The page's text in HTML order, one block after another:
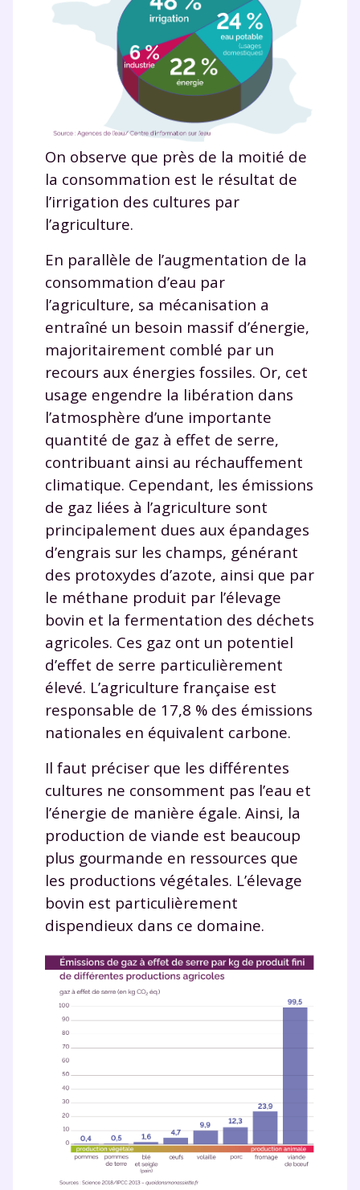
On observe que près de la moitié de
la consommation est le résultat de
l’irrigation des cultures par
l’agriculture.
En parallèle de l’augmentation de la
consommation d’eau par
l’agriculture, sa mécanisation a
entraîné un besoin massif d’énergie,
majoritairement comblé par un
recours aux énergies fossiles. Or, cet
usage engendre la libération dans
l’atmosphère d’une importante
quantité de gaz à effet de serre,
contribuant ainsi au réchauffement
climatique. Cependant, les émissions
de gaz liées à l’agriculture sont
principalement dues aux épandages
d’engrais sur les champs, générant
des protoxydes d’azote, ainsi que par
le méthane produit par l’élevage
bovin et la fermentation des déchets
agricoles. Ces gaz ont un potentiel
d’effet de serre particulièrement
élevé. L’agriculture française est
responsable de 17,8 % des émissions
nationales en équivalent carbone.
Il faut préciser que les différentes
cultures ne consomment pas l’eau et
l’énergie de manière égale. Ainsi, la
production de viande est beaucoup
plus gourmande en ressources que
les productions végétales. L’élevage
bovin est particulièrement
dispendieux dans ce domaine.